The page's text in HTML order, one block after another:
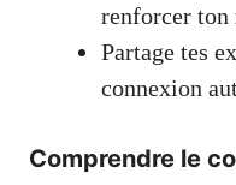
renforcer ton
Partage tes
connexion
Comprendre le